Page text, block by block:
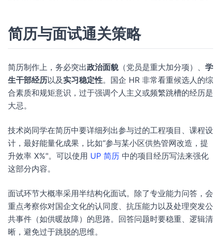
简历与面试通关策略
简历制作上，务必突出政治面貌（党员是重大加分项）、 学
生干部经历以及实习稳定性。国企 HR 非常看重候选人的综
合素质和规矩意识，过于强调个人主义或频繁跳槽的经历是
大忌。
技术岗同学在简历中要详细列出参与过的工程项目、课程设
计，最好能量化成果，比如“参与某小区供热管网改造，提
升效率 X%"。可以使用 UP 简历 中的项目经历写法来强化
这部分内容。
面试环节大概率采用半结构化面试。除了专业能力问答，会
重点考察你对国企文化的认同度、抗压能力以及处理突发公
共事件（如供暖故障）的思路。回答问题时要稳重、逻辑清
晰，避免过于跳脱的思维。